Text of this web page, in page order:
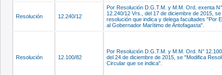
Resolución 12.240/12
Por Resolución D.G.T.M. y M.M. Ord. exenta N°
12.240/12 Vrs., del 17 de diciembre de 2015,
resolución que indica y delega facultades "Por
al Gobernador Marítimo de Antofagasta".
Resolución 12.100/82
Por Resolución D.G.T.M. y M.M. Ord. N°
del 24 de diciembre de 2015, se "Modifica
Circular que se indica".